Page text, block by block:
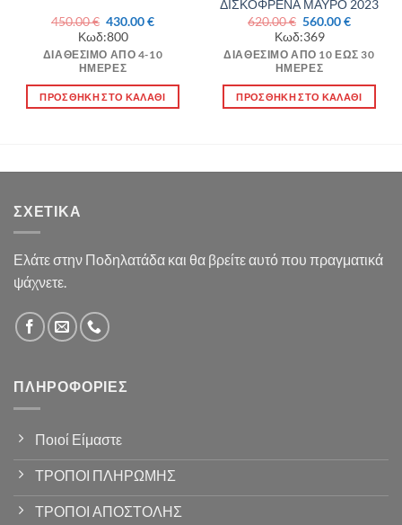
450.00€ Original
price
was:
450.00 €.
430.00€Η
είναι:
Κωδ:800
ΔΙΑΘΈΣΙΜΟ ΑΠΌ 4-10
ΗΜΈΡΕΣ
ΠΡΟΣΘΉΚΗ ΣΤΟ ΚΑΛΆΘΙ
ΔΙΣΚΟΦΡΕΝΑ ΜΑΥΡΟ 2023
620.00€ Original
price
was:
620.00 €.
560.00€Η
είναι:
Κωδ:369
ΔΙΑΘΈΣΙΜΟ ΑΠΌ 10 ΈΩΣ 30
ΗΜΈΡΕΣ
ΠΡΟΣΘΉΚΗ ΣΤΟ ΚΑΛΆΘΙ
ΣΧΕΤΙΚΆ
Ελάτε στην Ποδηλατάδα και θα βρείτε αυτό που πραγματικά
ψάχνετε.
ΠΛΗΡΟΦΟΡΊΕΣ
Ποιοί Είμαστε
ΤΡΟΠΟΙ ΠΛΗΡΩΜΗΣ
ΤΡΟΠΟΙ ΑΠΟΣΤΟΛΗΣ